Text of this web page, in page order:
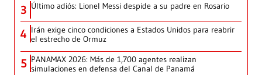
3 Último adiós: Lionel Messi despide a su padre en Rosario
4 Irán exige cinco condiciones a Estados Unidos para reabrir
el estrecho de Ormuz
5 PANAMAX 2026: Más de 1,700 agentes realizan
simulaciones en defensa del Canal de Panamá